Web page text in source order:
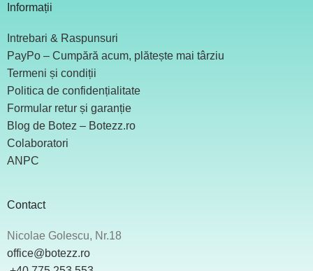
Informații
Intrebari & Raspunsuri
PayPo – Cumpără acum, plătește mai târziu
Termeni și condiții
Politica de confidențialitate
Formular retur și garanție
Blog de Botez – Botezz.ro
Colaboratori
ANPC
Contact
Nicolae Golescu, Nr.18
office@botezz.ro